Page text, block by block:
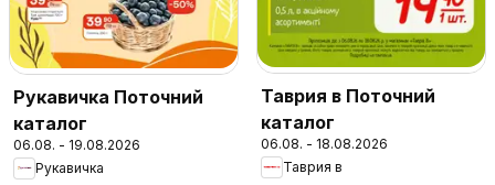
Рукавичка Поточний
каталог
06.08. - 19.08.2026
Рукавичка
Таврия в Поточний
каталог
06.08. - 18.08.2026
Таврия в